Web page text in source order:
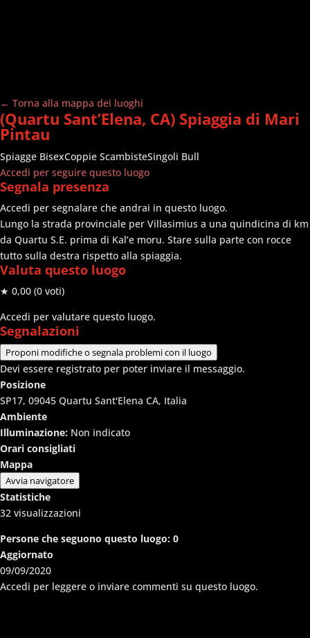
← Torna alla mappa dei luoghi
(Quartu Sant’Elena, CA) Spiaggia di Mari
Pintau
Spiagge BisexCoppie ScambisteSingoli Bull
Accedi per seguire questo luogo
Segnala presenza
Accedi per segnalare che andrai in questo luogo.
Lungo la strada provinciale per Villasimius a una quindicina di km
da Quartu S.E. prima di Kal’e moru. Stare sulla parte con rocce
tutto sulla destra rispetto alla spiaggia.
Valuta questo luogo
★ 0,00 (0 voti)
Accedi per valutare questo luogo.
Segnalazioni
Proponi modifiche o segnala problemi con il luogo
Devi essere registrato per poter inviare il messaggio.
Posizione
SP17, 09045 Quartu Sant'Elena CA, Italia
Ambiente
Illuminazione: Non indicato
Orari consigliati
Mappa
Avvia navigatore
Statistiche
32 visualizzazioni
Persone che seguono questo luogo: 0
Aggiornato
09/09/2020
Accedi per leggere o inviare commenti su questo luogo.